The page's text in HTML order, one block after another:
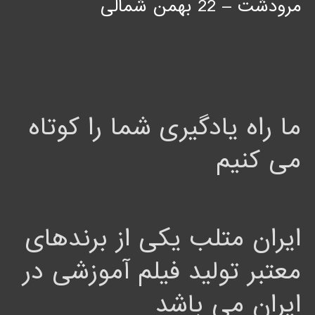
مرودشت – 22 بهمن شمالی
ما راه یادگیری شما را کوتاه
می کنیم
ایران متلب یکی از برندهای
معتبر تولید فیلم آموزشی در
ایران می باشد